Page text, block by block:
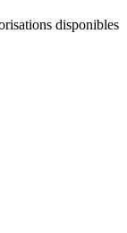
disponibles